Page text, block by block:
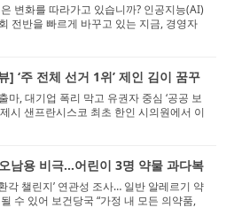
변화를 따라가고 있습니까? 인공지능(AI)
전반을 빠르게 바꾸고 있는 지금, 경영자
가장 중요한 질문은...
] ‘주 전체 선거 1위’ 제인 김이 꿈꾸
마, 대기업 폭리 막고 유권자 중심 ‘공공 보
시 샌프란시스코 최초 한인 시의원에서 이
전체 ...
오남용 비극…어린이 3명 약물 과다복
각 챌린지’ 연관성 조사… 일반 알레르기 약
수 있어 보건당국 “가정 내 모든 의약품,